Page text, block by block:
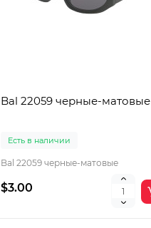
Bal 22059 черные-матовые
Есть в наличии
Bal 22059 черные-матовые
$3.00